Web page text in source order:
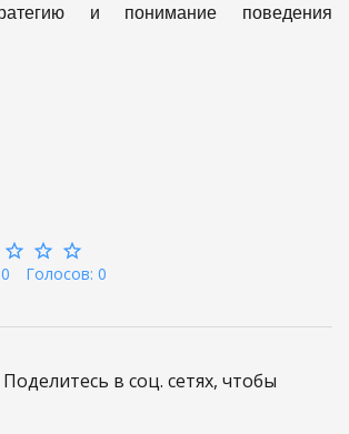
и понимание поведения
Голосов: 0
в соц. сетях, чтобы